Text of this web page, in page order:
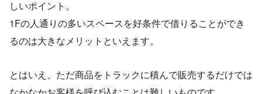
しいポイント。
1Fの人通りの多いスペースを好条件で借りることができ
るのは大きなメリットといえます。
とはいえ、ただ商品をトラックに積んで販売するだけでは